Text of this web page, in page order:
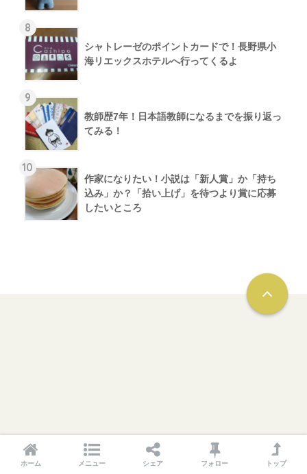
8
シャトレーゼのポイントカードで！長野県小
海リエックスホテルへ行ってくるよ
9
教師歴7年！日本語教師になるまでを振り返っ
てみる！
10
作家になりたい！小説は「新人賞」か「持ち
込み」か？「拾い上げ」を待つより賞に応募
したいところ
ホーム メニュー シェア フォロー トップ